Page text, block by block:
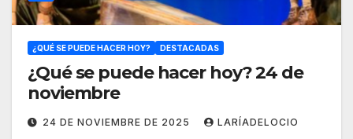
¿QUÉ SE PUEDE HACER HOY? DESTACADAS
¿Qué se puede hacer hoy? 24 de
noviembre
24 DE NOVIEMBRE DE 2025 LARÍADELOCIO